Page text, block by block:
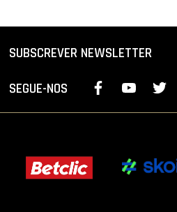
SUBSCREVER NEWSLETTER
SEGUE-NOS